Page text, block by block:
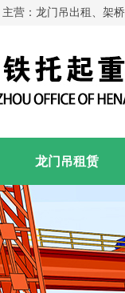
营：龙门吊出租、架
龙门吊租赁